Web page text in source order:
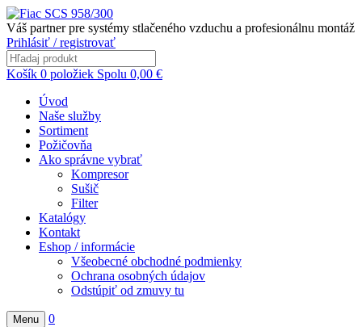
Váš partner pre systémy stlačeného vzduchu a profesionálnu montáž
Prihlásiť / registrovať
Košík 0 položiek Spolu 0,00 €
Úvod
Naše služby
Sortiment
Požičovňa
Ako správne vybrať
Kompresor
Sušič
Filter
Katalógy
Kontakt
Eshop / informácie
Všeobecné obchodné podmienky
Ochrana osobných údajov
Odstúpiť od zmuvy tu
Menu
0